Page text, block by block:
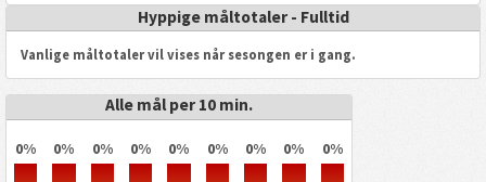
Hyppige måltotaler - Fulltid
Vanlige måltotaler vil vises når sesongen er i gang.
Alle mål per 10 min.
0% 0% 0% 0% 0% 0% 0% 0% 0%